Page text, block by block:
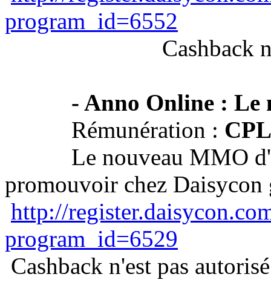
program_id=6552
Cashback n'est
- Anno Online : Le
Rémunération :
Le nouveau MMO
promouvoir chez Daisycon
http://
program_id=6529
Cashback n'est pas